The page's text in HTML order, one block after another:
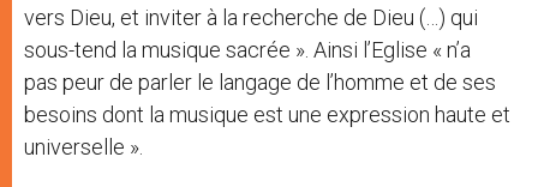
vers Dieu, et inviter à la recherche de Dieu (…) qui
sous-tend la musique sacrée ». Ainsi l’Eglise « n’a
pas peur de parler le langage de l’homme et de ses
besoins dont la musique est une expression haute et
universelle ».